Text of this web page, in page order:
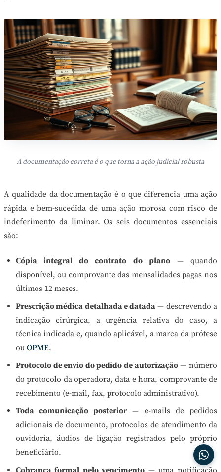
A documentação correta é o que torna a ação judicial robusta
A qualidade da documentação é o que diferencia uma ação
rápida e bem-sucedida de uma ação morosa com risco de
indeferimento da liminar. Os seis documentos essenciais
são:
Cópia integral do contrato do plano— quando
disponível, ou comprovante das mensalidades pagas nos
últimos 12 meses.
Prescrição médica detalhada e datada — descrevendo a
indicação cirúrgica, a urgência relativa do caso, a
técnica indicada e, quando aplicável, a marca da prótese
ou OPME.
Protocolo de envio do pedido de autorização— número
do protocolo da operadora, data e hora, comprovante de
recebimento (e-mail, fax, protocolo administrativo).
Toda comunicação posterior— e-mails de pedidos
adicionais de documento, protocolos de atendimento da
ouvidoria, áudios de ligação registrados pelo próprio
beneficiário.
Cobrança formal pelo vencimento — uma notificação